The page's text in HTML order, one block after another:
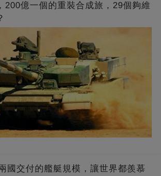
200億一個的重裝合成旅，29個夠維
國交付的艦艇規模，讓世界都羨慕